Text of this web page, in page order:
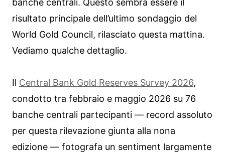
banche centrali. Questo sembra essere il
risultato principale dell’ultimo sondaggio del
World Gold Council, rilasciato questa mattina.
Vediamo qualche dettaglio.
Il Central Bank Gold Reserves Survey 2026,
condotto tra febbraio e maggio 2026 su 76
banche centrali partecipanti — record assoluto
per questa rilevazione giunta alla nona
edizione — fotografa un sentiment largamente